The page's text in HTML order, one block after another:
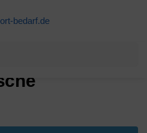
bedarf.de
„Funktionswäsche“